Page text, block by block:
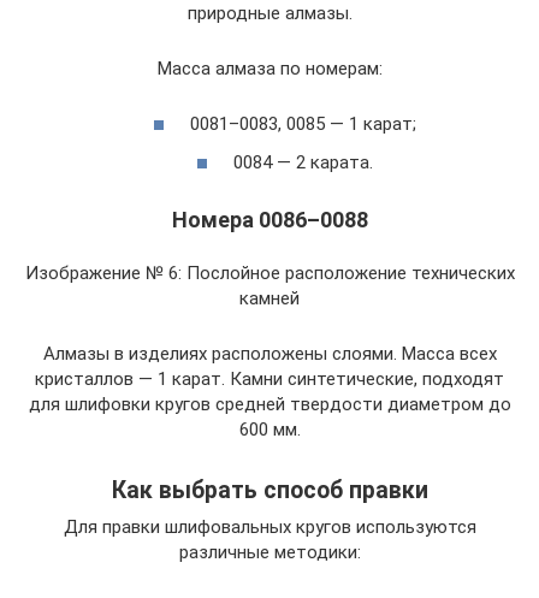
природные алмазы.
Масса алмаза по номерам:
0081–0083, 0085 — 1 карат;
0084 — 2 карата.
Номера 0086–0088
Изображение № 6: Послойное расположение технических
камней
Алмазы в изделиях расположены слоями. Масса всех
кристаллов — 1 карат. Камни синтетические, подходят
для шлифовки кругов средней твердости диаметром до
600 мм.
Как выбрать способ правки
Для правки шлифовальных кругов используются
различные методики: